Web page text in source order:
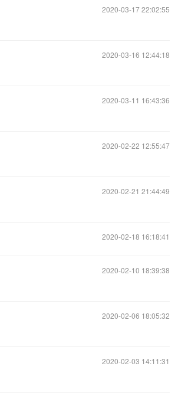
2020-03-17 22:02:55
2020-03-16 12:44:18
2020-03-11 16:43:36
2020-02-22 12:55:47
2020-02-21 21:44:49
2020-02-18 16:18:41
2020-02-10 18:39:38
2020-02-06 18:05:32
2020-02-03 14:11:31